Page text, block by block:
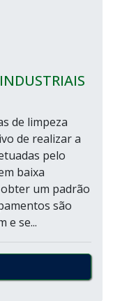
de limpeza
de realizar a
pelo
baixa
um padrão
são
e se...